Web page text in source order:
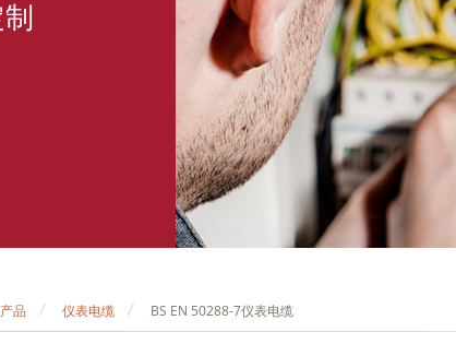
世界级品质保证
参与多个海外项目的供货
产品 仪表电缆 BS EN 50288-7仪表电缆